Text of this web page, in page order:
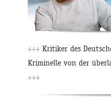
+++ Kritiker des
Kriminelle von der
+++